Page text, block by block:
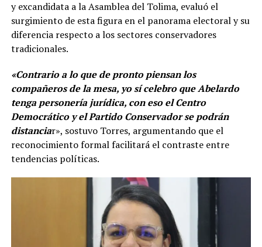
y excandidata a la Asamblea del Tolima, evaluó el
surgimiento de esta figura en el panorama electoral y su
diferencia respecto a los sectores conservadores
tradicionales.
«Contrario a lo que de pronto piensan los
compañeros de la mesa, yo sí celebro que Abelardo
tenga personería jurídica, con eso el Centro
Democrático y el Partido Conservador se podrán
distanciar», sostuvo Torres, argumentando que el
reconocimiento formal facilitará el contraste entre
tendencias políticas.